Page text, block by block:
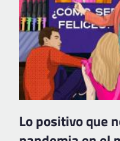
Lo positivo que